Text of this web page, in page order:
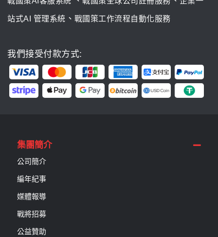
站式AI 管理系統 、 戰國策工作流程自動化服務
我們接受付款方式:
集團簡介
公司簡介
編年紀事
媒體報導
戰將招募
公益贊助